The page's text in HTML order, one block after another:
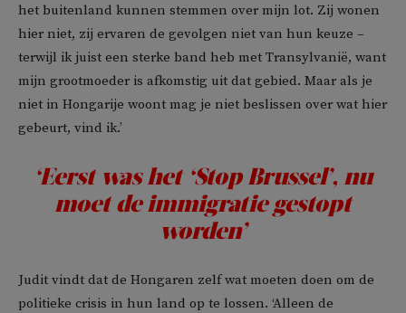
het buitenland kunnen stemmen over mijn lot. Zij wonen
hier niet, zij ervaren de gevolgen niet van hun keuze –
terwijl ik juist een sterke band heb met Transylvanië, want
mijn grootmoeder is afkomstig uit dat gebied. Maar als je
niet in Hongarije woont mag je niet beslissen over wat hier
gebeurt, vind ik.’
‘Eerst was het ‘Stop Brussel’, nu
moet de immigratie gestopt
worden’
Judit vindt dat de Hongaren zelf wat moeten doen om de
politieke crisis in hun land op te lossen. ‘Alleen de